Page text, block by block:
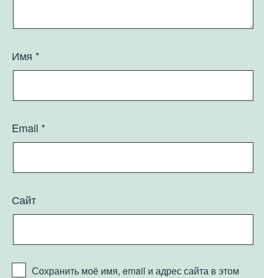
Имя *
Email *
Сайт
Сохранить моё имя, email и адрес сайта в этом